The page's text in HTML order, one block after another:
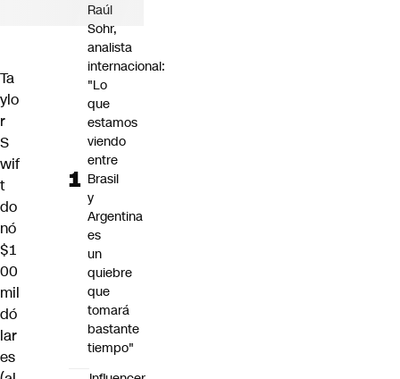
Ta
ylo
r
S
wif
t
do
nó
$1
00
mil
dó
lar
es
Raúl
Sohr,
analista
internacional:
"Lo
que
estamos
viendo
entre
Brasil
y
Argentina
es
un
quiebre
que
tomará
bastante
tiempo"